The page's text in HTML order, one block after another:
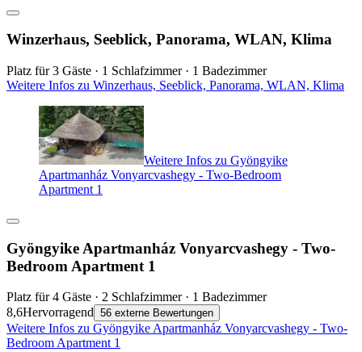
Winzerhaus, Seeblick, Panorama, WLAN, Klima
Platz für 3 Gäste · 1 Schlafzimmer · 1 Badezimmer
Weitere Infos zu Winzerhaus, Seeblick, Panorama, WLAN, Klima
Weitere Infos zu Gyöngyike
Apartmanház Vonyarcvashegy - Two-Bedroom
Apartment 1
Gyöngyike Apartmanház Vonyarcvashegy - Two-
Bedroom Apartment 1
Platz für 4 Gäste · 2 Schlafzimmer · 1 Badezimmer
8,6Hervorragend 56 externe Bewertungen
Weitere Infos zu Gyöngyike Apartmanház Vonyarcvashegy - Two-
Bedroom Apartment 1